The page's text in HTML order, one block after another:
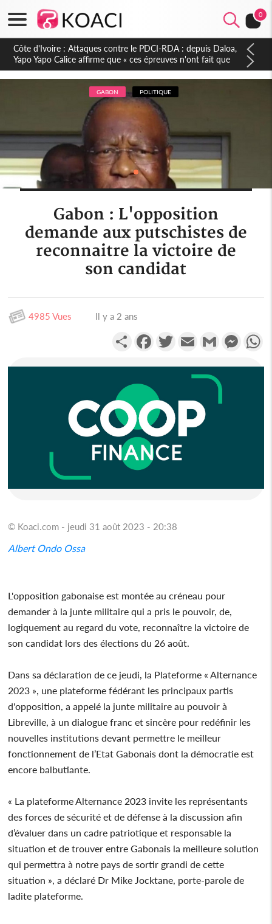
0
Côte d'Ivoire : Le Colonel-Major Fofié Kouakou est décédé,
l'armée perd une figure de la 2e Région militaire
GABON POLITIQUE
Gabon : L'opposition
demande aux putschistes de
reconnaitre la victoire de
son candidat
4985 Vues Il y a 2 ans
PartagerFacebookTwitterEmail Gmail
© Koaci.com - jeudi 31 août 2023 - 20:38
Albert Ondo Ossa
L'opposition gabonaise est montée au créneau pour
demander à la junte militaire qui a pris le pouvoir, de,
logiquement au regard du vote, reconnaître la victoire de
son candidat lors des élections du 26 août.
Dans sa déclaration de ce jeudi, la Plateforme « Alternance
2023 », une plateforme fédérant les principaux partis
d'opposition, a appelé la junte militaire au pouvoir à
Libreville, à un dialogue franc et sincère pour redéfinir les
nouvelles institutions devant permettre le meilleur
fonctionnement de l’Etat Gabonais dont la démocratie est
encore balbutiante.
« La plateforme Alternance 2023 invite les représentants
des forces de sécurité et de défense à la discussion afin
d’évaluer dans un cadre patriotique et responsable la
situation et de trouver entre Gabonais la meilleure solution
qui permettra à notre pays de sortir grandi de cette
situation », a déclaré Dr Mike Jocktane, porte-parole de
ladite plateforme.